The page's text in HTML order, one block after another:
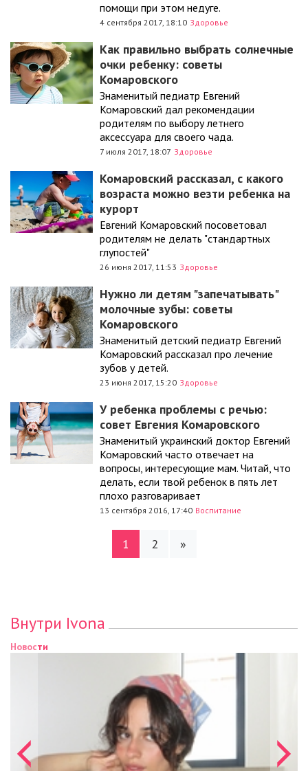
помощи при этом недуге.
4 сентября 2017, 18:10 Здоровье
Как правильно выбрать солнечные
очки ребенку: советы
Комаровского
Знаменитый педиатр Евгений
Комаровский дал рекомендации
родителям по выбору летнего
аксессуара для своего чада.
7 июля 2017, 18:07 Здоровье
Комаровский рассказал, с какого
возраста можно везти ребенка на
курорт
Евгений Комаровский посоветовал
родителям не делать "стандартных
глупостей"
26 июня 2017, 11:53 Здоровье
Нужно ли детям "запечатывать"
молочные зубы: советы
Комаровского
Знаменитый детский педиатр Евгений
Комаровский рассказал про лечение
зубов у детей.
23 июня 2017, 15:20 Здоровье
У ребенка проблемы с речью:
совет Евгения Комаровского
Знаменитый украинский доктор Евгений
Комаровский часто отвечает на
вопросы, интересующие мам. Читай, что
делать, если твой ребенок в пять лет
плохо разговаривает
13 сентября 2016, 17:40 Воспитание
1 2 »
Внутри Ivona
Новости